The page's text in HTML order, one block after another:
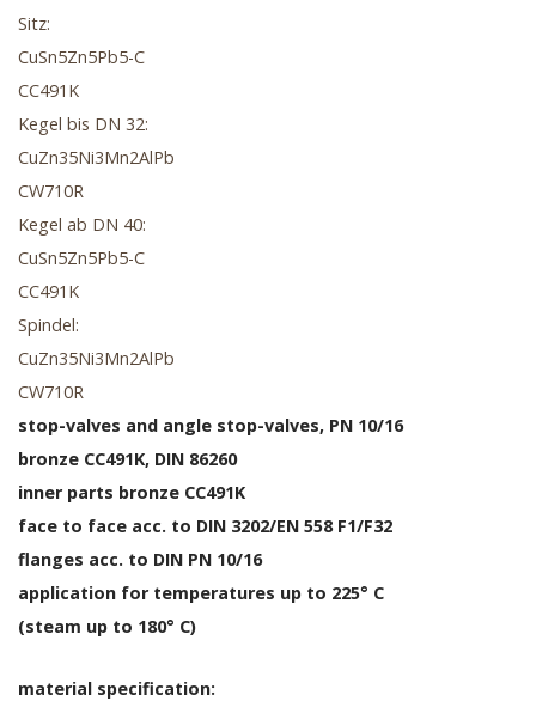
Sitz:
CuSn5Zn5Pb5-C
CC491K
Kegel bis DN 32:
CuZn35Ni3Mn2AlPb
CW710R
Kegel ab DN 40:
CuSn5Zn5Pb5-C
CC491K
Spindel:
CuZn35Ni3Mn2AlPb
CW710R
stop-valves and angle stop-valves, PN 10/16
bronze CC491K, DIN 86260
inner parts bronze CC491K
face to face acc. to DIN 3202/EN 558 F1/F32
flanges acc. to DIN PN 10/16
application for temperatures up to 225° C
(steam up to 180° C)
material specification: